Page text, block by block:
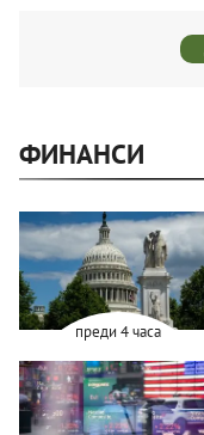
ФИНАНСИ
преди 4 часа